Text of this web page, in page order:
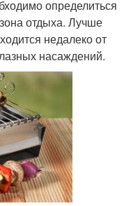
определиться
отдыха. Лучше
недалеко от
насаждений.